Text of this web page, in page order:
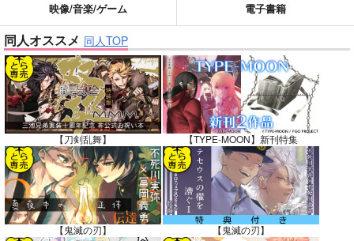
全てのお知らせを見る
映像/音楽/ゲーム 電子書籍
同人オススメ 同人TOP
【刀剣乱舞】 【TYPE-MOON】新刊特集
【鬼滅の刃】 【鬼滅の刃】